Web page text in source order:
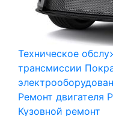
Техническое
трансмиссии
Ремонт двигателя
Кузовной ремонт